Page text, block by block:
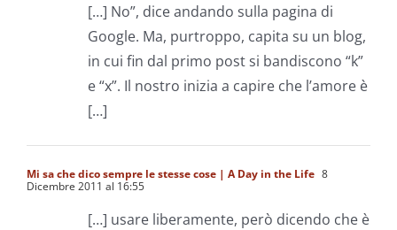
[…] No”, dice andando sulla pagina di
Google. Ma, purtroppo, capita su un blog,
in cui fin dal primo post si bandiscono “k”
e “x”. Il nostro inizia a capire che l’amore è
[…]
Mi sa che dico sempre le stesse cose | A Day in the Life 8
Dicembre 2011 al 16:55
[…] usare liberamente, però dicendo che è